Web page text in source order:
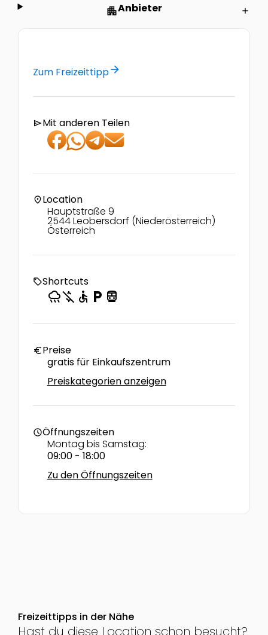
apartmentAnbieter add
Zum Freizeittipparrow_forward
sendMit anderen Teilen
location_onLocation
Hauptstraße 9
2544 Leobersdorf (Niederösterreich)
Österreich
local_offerShortcuts
rainymoney_off accessible local_parking directions_transit
euroPreise
gratis für Einkaufszentrum
Preiskategorien anzeigen
scheduleÖffnungszeiten
Montag bis Samstag:
09:00 - 18:00
Zu den Öffnungszeiten
Freizeittipps in der Nähe
Hast du diese Location schon besucht?